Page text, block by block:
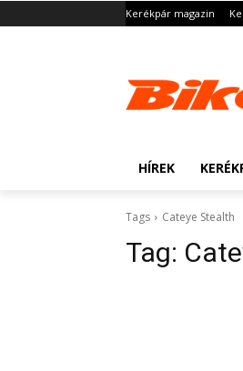
Kerékpár magazin
HÍREK
Tags Cateye Stealth
Tag: